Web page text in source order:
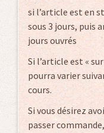
si l’article est en
sous 3 jours, puis
jours ouvrés
Si l’article est «
pourra varier
cours.
Si vous désirez
passer